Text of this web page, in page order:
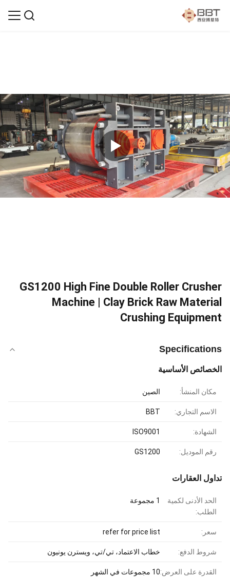
GS1200 High Fine Double Roller Crusher
Machine | Clay Brick Raw Material
Crushing Equipment
Specifications
الخصائص الأساسية
مكان المنشأ: الصين
الاسم التجاري: BBT
الشهادة: ISO9001
رقم الموديل: GS1200
تداول العقارات
الحد الأدنى لكمية
الطلب:
1 مجموعة
سعر: refer for price list
شروط الدفع: خطاب الاعتماد، تي/تي، ويسترن يونيون
القدرة على العرض:10 مجموعات في الشهر